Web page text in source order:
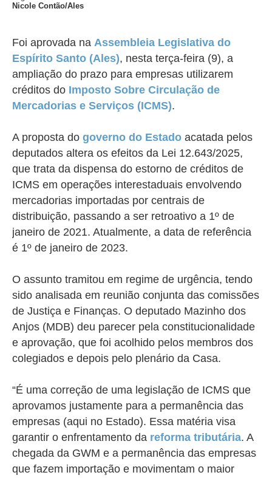
Nicole Contão/Ales
Foi aprovada na Assembleia Legislativa do
Espírito Santo (Ales), nesta terça-feira (9), a
ampliação do prazo para empresas utilizarem
créditos do Imposto Sobre Circulação de
Mercadorias e Serviços (ICMS).
A proposta do governo do Estado acatada pelos
deputados altera os efeitos da Lei 12.643/2025,
que trata da dispensa do estorno de créditos de
ICMS em operações interestaduais envolvendo
mercadorias importadas por centrais de
distribuição, passando a ser retroativo a 1º de
janeiro de 2021. Atualmente, a data de referência
é 1º de janeiro de 2023.
O assunto tramitou em regime de urgência, tendo
sido analisada em reunião conjunta das comissões
de Justiça e Finanças. O deputado Mazinho dos
Anjos (MDB) deu parecer pela constitucionalidade
e aprovação, que foi acolhido pelos membros dos
colegiados e depois pelo plenário da Casa.
“É uma correção de uma legislação de ICMS que
aprovamos justamente para a permanência das
empresas (aqui no Estado). Essa matéria visa
garantir o enfrentamento da reforma tributária. A
chegada da GWM e a permanência das empresas
que fazem importação e movimentam o maior